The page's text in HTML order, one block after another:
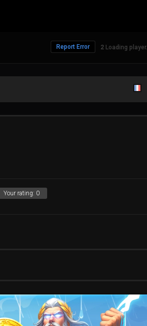
Loading player..
Report Error
Your rating: 0